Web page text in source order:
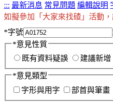
::: 最新消息 常見問題 編輯說明
如擬參加「大家來找碴」活動，
*字號
*意見性質
既有資料疑誤
建議新增
*意見類型
字形與用字
部首與筆畫